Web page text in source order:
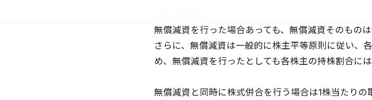
無償減資を行った場合あっても、無償減資そのもの
さらに、無償減資は一般的に株主平等原則に従い、
め、無償減資を行ったとしても各株主の持株割合には
無償減資と同時に株式併合を行う場合は1株当たりの